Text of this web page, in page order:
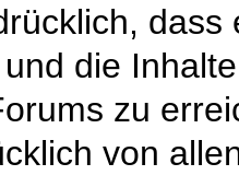
die
zu
von